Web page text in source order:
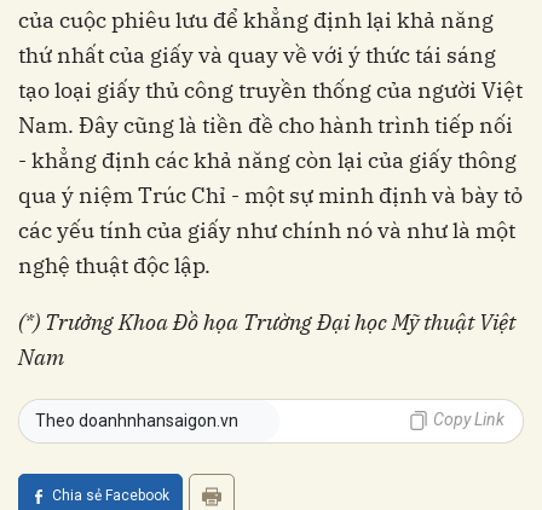
của cuộc phiêu lưu để khẳng định lại khả năng
thứ nhất của giấy và quay về với ý thức tái sáng
tạo loại giấy thủ công truyền thống của người Việt
Nam. Đây cũng là tiền đề cho hành trình tiếp nối
- khẳng định các khả năng còn lại của giấy thông
qua ý niệm Trúc Chỉ - một sự minh định và bày tỏ
các yếu tính của giấy như chính nó và như là một
nghệ thuật độc lập.
(*) Trưởng Khoa Đồ họa Trường Đại học Mỹ thuật Việt
Nam
Theo doanhnhansaigon.vn Copy Link
Chia sẻ Facebook